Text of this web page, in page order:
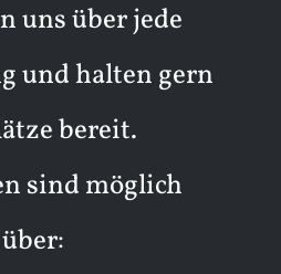
uns über jede
und halten gern
bereit.
sind möglich
über: